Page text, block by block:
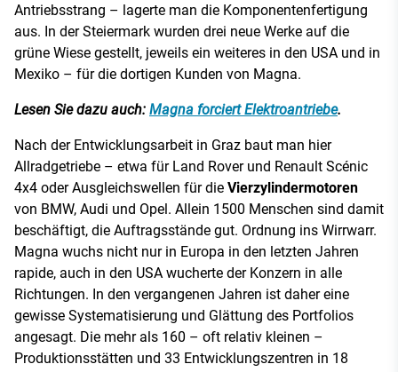
Antriebsstrang – lagerte man die Komponentenfertigung
aus. In der Steiermark wurden drei neue Werke auf die
grüne Wiese gestellt, jeweils ein weiteres in den USA und in
Mexiko – für die dortigen Kunden von Magna.
Lesen Sie dazu auch: Magna forciert Elektroantriebe.
Nach der Entwicklungsarbeit in Graz baut man hier
Allradgetriebe – etwa für Land Rover und Renault Scénic
4x4 oder Ausgleichswellen für die Vierzylindermotoren
von BMW, Audi und Opel. Allein 1500 Menschen sind damit
beschäftigt, die Auftragsstände gut. Ordnung ins Wirrwarr.
Magna wuchs nicht nur in Europa in den letzten Jahren
rapide, auch in den USA wucherte der Konzern in alle
Richtungen. In den vergangenen Jahren ist daher eine
gewisse Systematisierung und Glättung des Portfolios
angesagt. Die mehr als 160 – oft relativ kleinen –
Produktionsstätten und 33 Entwicklungszentren in 18